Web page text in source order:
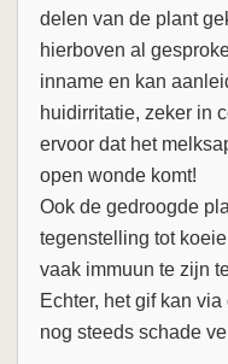
delen van de plant
hierboven al
inname en kan
huidirritatie, zeker in
ervoor dat het
open wonde komt!
Ook de gedroogde
tegenstelling tot
vaak immuun te zijn
Echter, het gif kan
nog steeds schade